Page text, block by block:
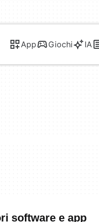
App Giochi IA
software e app